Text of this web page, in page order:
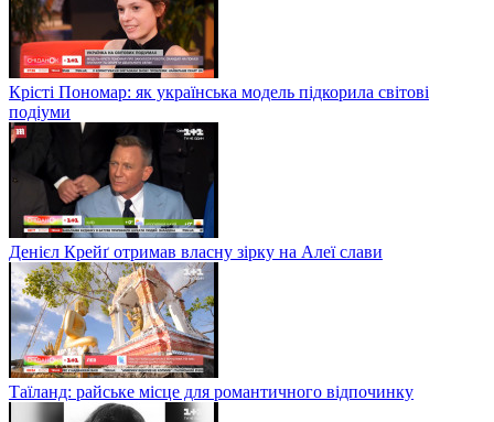
Крісті Пономар: як українська модель підкорила світові
подіуми
Денієл Крейґ отримав власну зірку на Алеї слави
Таїланд: райське місце для романтичного відпочинку